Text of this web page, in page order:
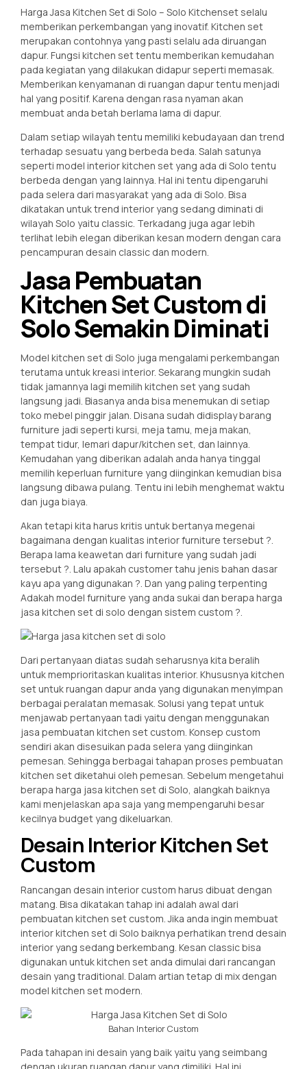
Harga Jasa Kitchen Set di Solo – Solo Kitchenset selalu
memberikan perkembangan yang inovatif. Kitchen set
merupakan contohnya yang pasti selalu ada diruangan
dapur. Fungsi kitchen set tentu memberikan kemudahan
pada kegiatan yang dilakukan didapur seperti memasak.
Memberikan kenyamanan di ruangan dapur tentu menjadi
hal yang positif. Karena dengan rasa nyaman akan
membuat anda betah berlama lama di dapur.
Dalam setiap wilayah tentu memiliki kebudayaan dan trend
terhadap sesuatu yang berbeda beda. Salah satunya
seperti model interior kitchen set yang ada di Solo tentu
berbeda dengan yang lainnya. Hal ini tentu dipengaruhi
pada selera dari masyarakat yang ada di Solo. Bisa
dikatakan untuk trend interior yang sedang diminati di
wilayah Solo yaitu classic. Terkadang juga agar lebih
terlihat lebih elegan diberikan kesan modern dengan cara
pencampuran desain classic dan modern.
Jasa Pembuatan
Kitchen Set Custom di
Solo Semakin Diminati
Model kitchen set di Solo juga mengalami perkembangan
terutama untuk kreasi interior. Sekarang mungkin sudah
tidak jamannya lagi memilih kitchen set yang sudah
langsung jadi. Biasanya anda bisa menemukan di setiap
toko mebel pinggir jalan. Disana sudah didisplay barang
furniture jadi seperti kursi, meja tamu, meja makan,
tempat tidur, lemari dapur/kitchen set, dan lainnya.
Kemudahan yang diberikan adalah anda hanya tinggal
memilih keperluan furniture yang diinginkan kemudian bisa
langsung dibawa pulang. Tentu ini lebih menghemat waktu
dan juga biaya.
Akan tetapi kita harus kritis untuk bertanya megenai
bagaimana dengan kualitas interior furniture tersebut ?.
Berapa lama keawetan dari furniture yang sudah jadi
tersebut ?. Lalu apakah customer tahu jenis bahan dasar
kayu apa yang digunakan ?. Dan yang paling terpenting
Adakah model furniture yang anda sukai dan berapa harga
jasa kitchen set di solo dengan sistem custom ?.
Dari pertanyaan diatas sudah seharusnya kita beralih
untuk memprioritaskan kualitas interior. Khususnya kitchen
set untuk ruangan dapur anda yang digunakan menyimpan
berbagai peralatan memasak. Solusi yang tepat untuk
menjawab pertanyaan tadi yaitu dengan menggunakan
jasa pembuatan kitchen set custom. Konsep custom
sendiri akan disesuikan pada selera yang diinginkan
pemesan. Sehingga berbagai tahapan proses pembuatan
kitchen set diketahui oleh pemesan. Sebelum mengetahui
berapa harga jasa kitchen set di Solo, alangkah baiknya
kami menjelaskan apa saja yang mempengaruhi besar
kecilnya budget yang dikeluarkan.
Desain Interior Kitchen Set
Custom
Rancangan desain interior custom harus dibuat dengan
matang. Bisa dikatakan tahap ini adalah awal dari
pembuatan kitchen set custom. Jika anda ingin membuat
interior kitchen set di Solo baiknya perhatikan trend desain
interior yang sedang berkembang. Kesan classic bisa
digunakan untuk kitchen set anda dimulai dari rancangan
desain yang traditional. Dalam artian tetap di mix dengan
model kitchen set modern.
Bahan Interior Custom
Pada tahapan ini desain yang baik yaitu yang seimbang